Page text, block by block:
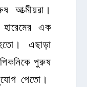
আত্মীয়রা।
এক
এছাড়া
পুরুষ
পেতো।